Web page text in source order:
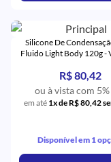
Silicone De
Fluido Light Body 120g -
R$ 80,42
ou à vista com
em até 1x de R$ 80,42
Disponível em 1